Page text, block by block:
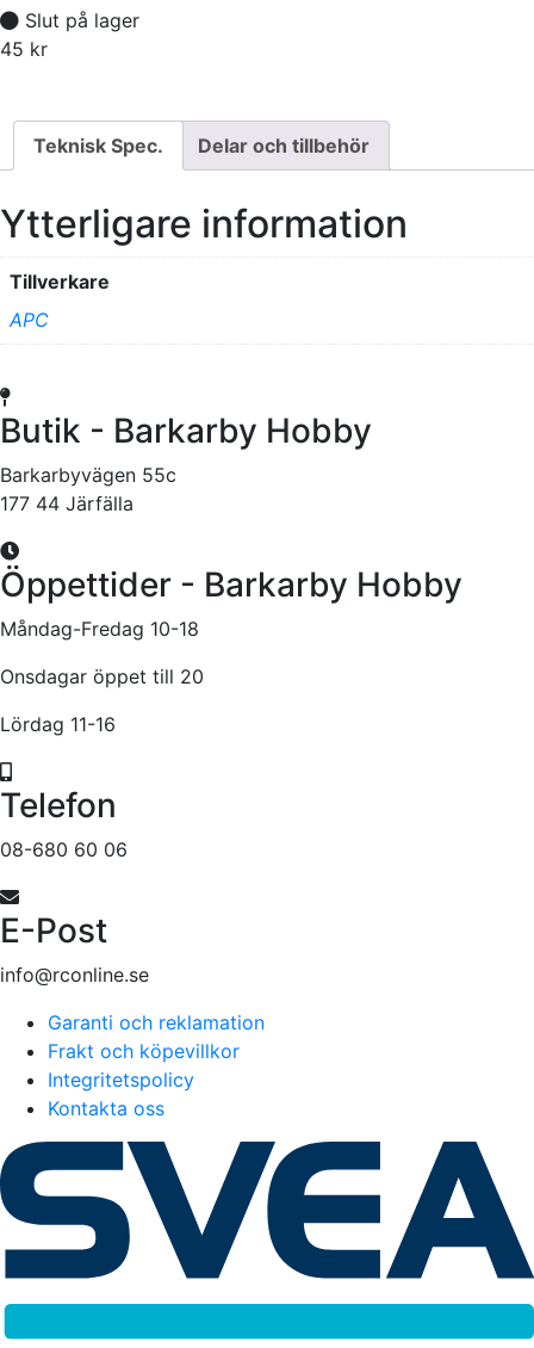
Slut på lager
45 kr
Teknisk Spec. Delar och tillbehör
Ytterligare information
Tillverkare
APC
Butik - Barkarby Hobby
Barkarbyvägen 55c
177 44 Järfälla
Öppettider - Barkarby Hobby
Måndag-Fredag 10-18
Onsdagar öppet till 20
Lördag 11-16
Telefon
08-680 60 06
E-Post
info@rconline.se
Garanti och reklamation
Frakt och köpevillkor
Integritetspolicy
Kontakta oss